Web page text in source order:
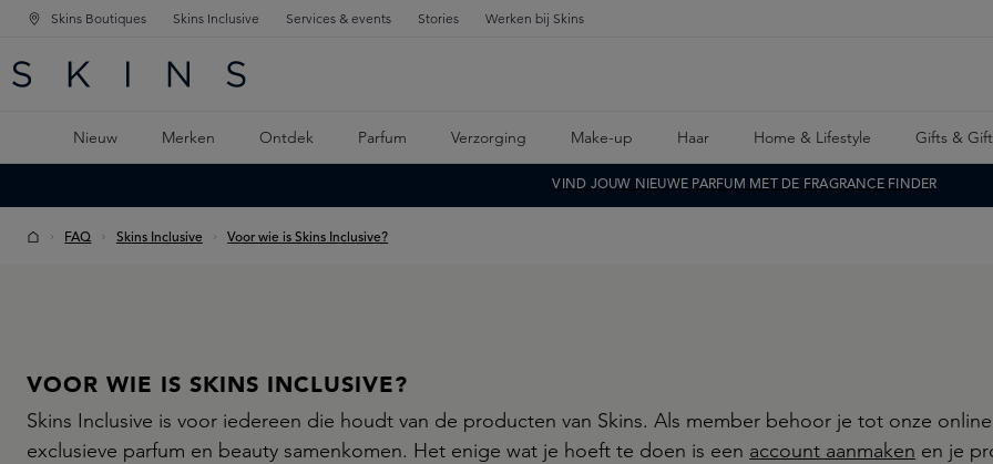
NAVIGATIE
DE HOOFDINHOUD
Skins Boutiques Skins Inclusive Services & events Stories Werken bij Skins
Nieuw Merken Ontdek Parfum Verzorging Make-up Haar Home & Lifestyle Gifts &
VIND JOUW NIEUWE PARFUM MET DE FRAGRANCE FINDER
FAQ Skins Inclusive Voor wie is Skins Inclusive?
VOOR WIE IS SKINS INCLUSIVE?
Skins Inclusive is voor iedereen die houdt van de producten van Skins. Als member behoor je tot onze online
exclusieve parfum en beauty samenkomen. Het enige wat je hoeft te doen is een account aanmaken en je